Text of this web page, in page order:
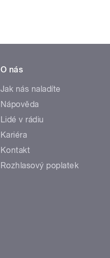
O nás
Jak nás naladíte
Nápověda
Lidé v rádiu
Kariéra
Kontakt
Rozhlasový poplatek